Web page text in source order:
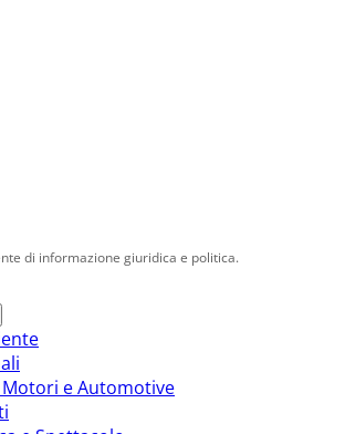
di informazione giuridica e politica.
e Automotive